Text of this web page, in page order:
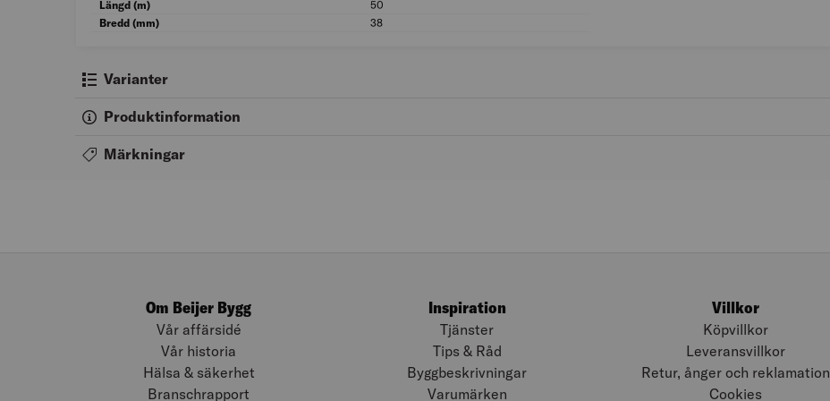
Längd (m)
50
Bredd (mm)
38
Varianter
Produktinformation
Märkningar
Om Beijer Bygg
Vår affärsidé
Vår historia
Hälsa & säkerhet
Branschrapport
Inspiration
Tjänster
Tips & Råd
Byggbeskrivningar
Varumärken
Villkor
Köpvillkor
Leveransvillkor
Retur, ånger och reklamation
Cookies